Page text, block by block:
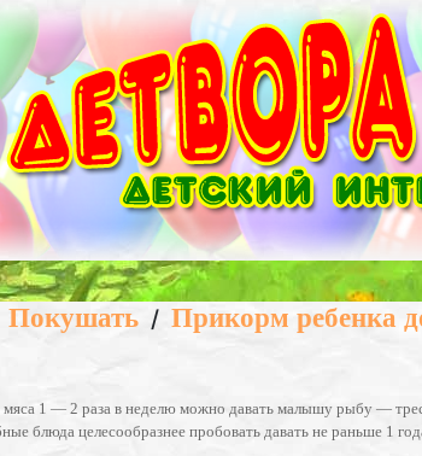
Покушать / Прикорм ребенка
1 — 2 раза в неделю можно давать малышу рыбу —
блюда целесообразнее пробовать давать не раньше 1